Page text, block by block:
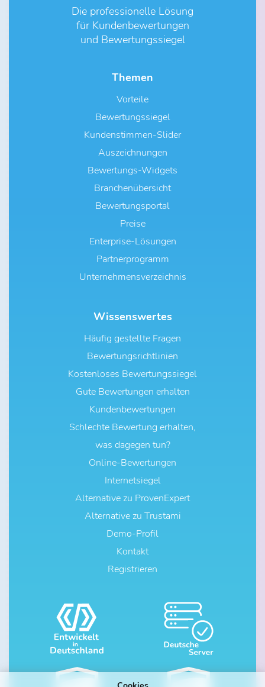
Die professionelle Lösung
für Kundenbewertungen
und Bewertungssiegel
Themen
Vorteile
Bewertungssiegel
Kundenstimmen-Slider
Auszeichnungen
Bewertungs-Widgets
Branchenübersicht
Bewertungsportal
Preise
Enterprise-Lösungen
Partnerprogramm
Unternehmensverzeichnis
Wissenswertes
Häufig gestellte Fragen
Bewertungsrichtlinien
Kostenloses Bewertungssiegel
Gute Bewertungen erhalten
Kundenbewertungen
Schlechte Bewertung erhalten,
was dagegen tun?
Online-Bewertungen
Internetsiegel
Alternative zu ProvenExpert
Alternative zu Trustami
Demo-Profil
Kontakt
Registrieren